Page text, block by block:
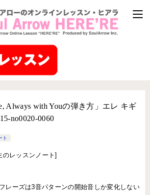
Always with Youの弾き方」エレ キギ
no0020-0060
ト
レッスンノート]
レーズは3音パターンの開始音しか変化しない